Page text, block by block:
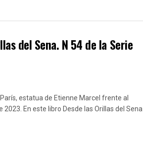
del Sena. N 54 de la Serie
estatua de Etienne Marcel frente al
2023. En este libro Desde las Orillas del Sena